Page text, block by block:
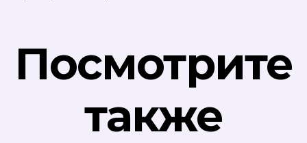
Посмотрите
также